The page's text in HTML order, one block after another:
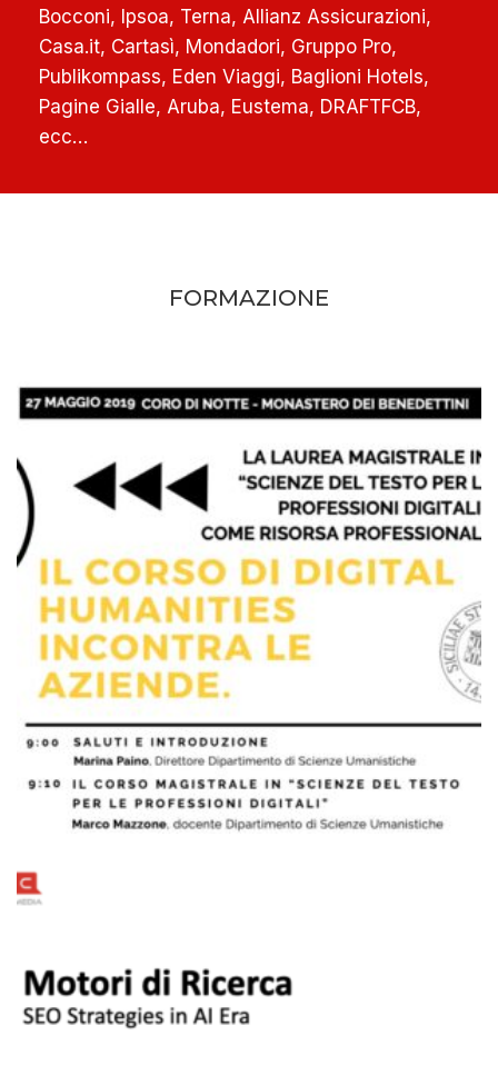
Bocconi, Ipsoa, Terna, Allianz Assicurazioni,
Casa.it, Cartasì, Mondadori, Gruppo Pro,
Publikompass, Eden Viaggi, Baglioni Hotels,
Pagine Gialle, Aruba, Eustema, DRAFTFCB,
ecc…
FORMAZIONE